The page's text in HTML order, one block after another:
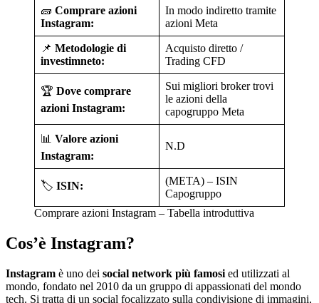
🧱 Comprare azioni
Instagram:
In modo indiretto tramite
azioni Meta
📌 Metodologie di
investimneto:
Acquisto diretto /
Trading CFD
🏆 Dove comprare
azioni Instagram:
Sui migliori broker trovi
le azioni della
capogruppo Meta
📊 Valore azioni
Instagram:
N.D
🏷️ ISIN:
(META) – ISIN
Capogruppo
Comprare azioni Instagram – Tabella introduttiva
Cos’è Instagram?
Instagram è uno dei social network più famosi ed utilizzati al
mondo, fondato nel 2010 da un gruppo di appassionati del mondo
tech. Si tratta di un social focalizzato sulla condivisione di immagini,